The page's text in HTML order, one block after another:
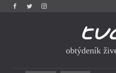
obtýdeník